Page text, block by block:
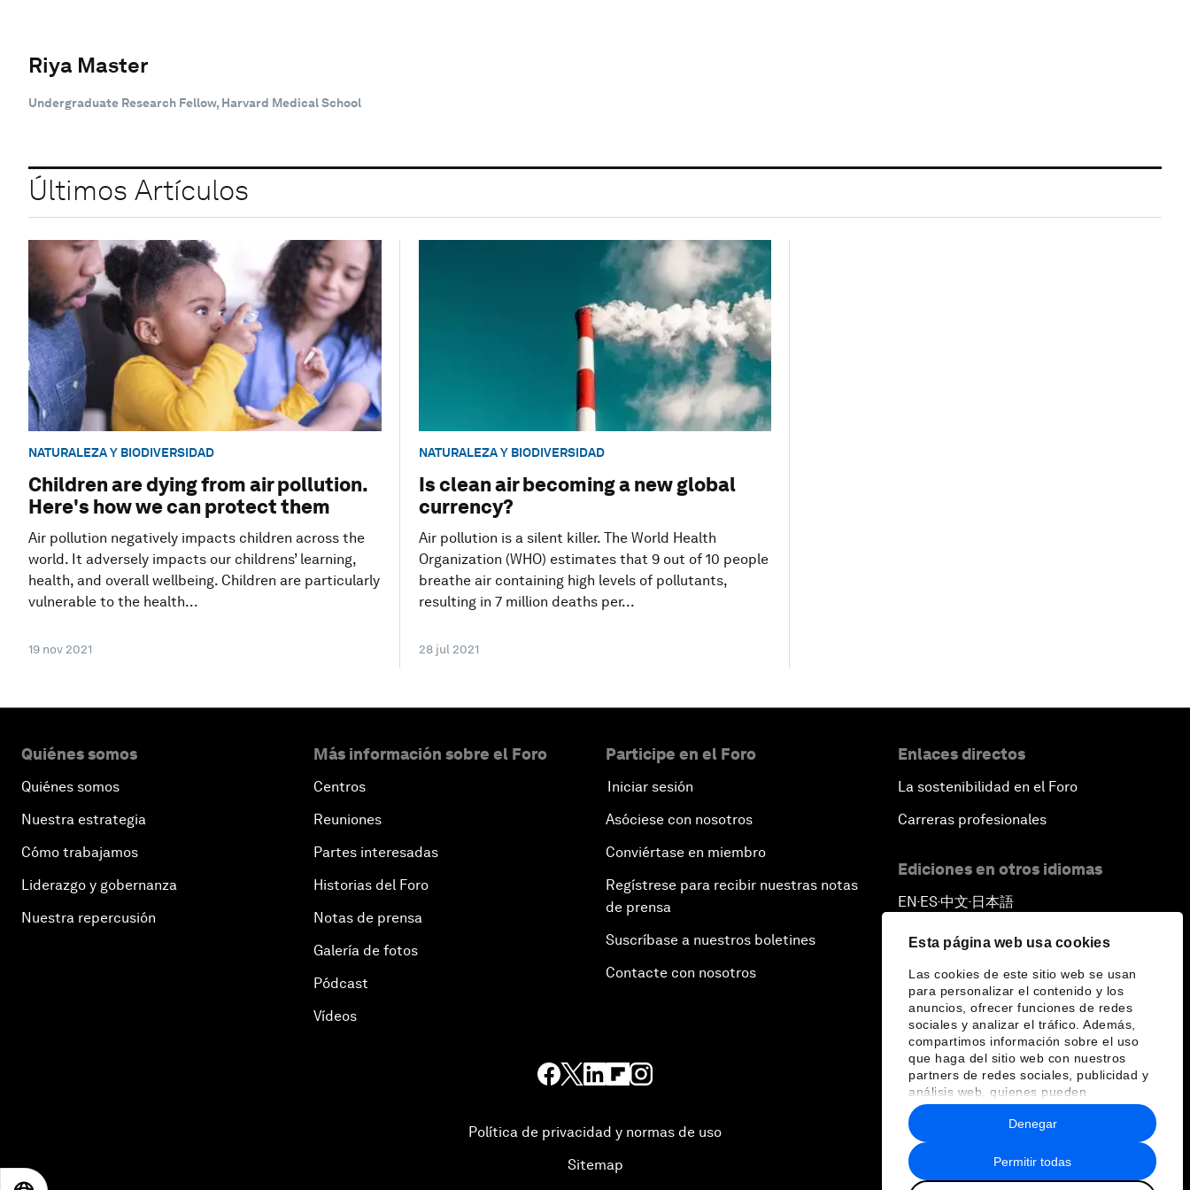
Esta página web usa cookies
Las cookies de este sitio web se usan
para personalizar el contenido y los
anuncios, ofrecer funciones de redes
sociales y analizar el tráfico. Además,
compartimos información sobre el uso
que haga del sitio web con nuestros
partners de redes sociales, publicidad y
análisis web, quienes pueden
combinarla con otra información que les
haya proporcionado o que hayan
recopilado a partir del uso que haya
hecho de sus servicios.
Permitir todas
Denegar
Riya Master
Undergraduate Research Fellow, Harvard Medical School
Últimos Artículos
NATURALEZA Y BIODIVERSIDAD
Children are dying from air pollution.
Here's how we can protect them
Air pollution negatively impacts children across the
world. It adversely impacts our childrens’ learning,
health, and overall wellbeing. Children are particularly
vulnerable to the health...
19 nov 2021
NATURALEZA Y BIODIVERSIDAD
Is clean air becoming a new global
currency?
Air pollution is a silent killer. The World Health
Organization (WHO) estimates that 9 out of 10 people
breathe air containing high levels of pollutants,
resulting in 7 million deaths per...
28 jul 2021
Quiénes somos
Quiénes somos
Nuestra estrategia
Cómo trabajamos
Liderazgo y gobernanza
Nuestra repercusión
Más información sobre el Foro
Centros
Reuniones
Partes interesadas
Historias del Foro
Notas de prensa
Galería de fotos
Pódcast
Vídeos
Participe en el Foro
Iniciar sesión
Asóciese con nosotros
Conviértase en miembro
Regístrese para recibir nuestras notas
de prensa
Suscríbase a nuestros boletines
Contacte con nosotros
Enlaces directos
La sostenibilidad en el Foro
Carreras profesionales
Ediciones en otros idiomas
EN ▪ ES▪中文▪ 日本語
Política de privacidad y normas de uso
Sitemap